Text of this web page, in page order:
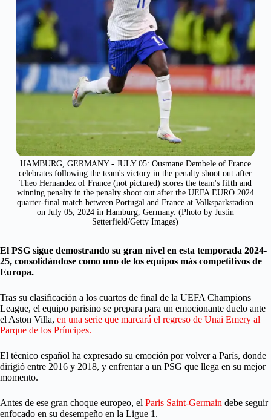
HAMBURG, GERMANY - JULY 05: Ousmane Dembele of France
celebrates following the team's victory in the penalty shoot out after
Theo Hernandez of France (not pictured) scores the team's fifth and
winning penalty in the penalty shoot out after the UEFA EURO 2024
quarter-final match between Portugal and France at Volksparkstadion
on July 05, 2024 in Hamburg, Germany. (Photo by Justin
Setterfield/Getty Images)
El PSG sigue demostrando su gran nivel en esta temporada 2024-
25, consolidándose como uno de los equipos más competitivos de
Europa.
Tras su clasificación a los cuartos de final de la UEFA Champions
League, el equipo parisino se prepara para un emocionante duelo ante
el Aston Villa, en una serie que marcará el regreso de Unai Emery al
Parque de los Príncipes.
El técnico español ha expresado su emoción por volver a París, donde
dirigió entre 2016 y 2018, y enfrentar a un PSG que llega en su mejor
momento.
Antes de ese gran choque europeo, el Paris Saint-Germain debe seguir
enfocado en su desempeño en la Ligue 1.